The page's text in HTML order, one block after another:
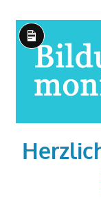
Inhalt
springenLange
Beschreibung